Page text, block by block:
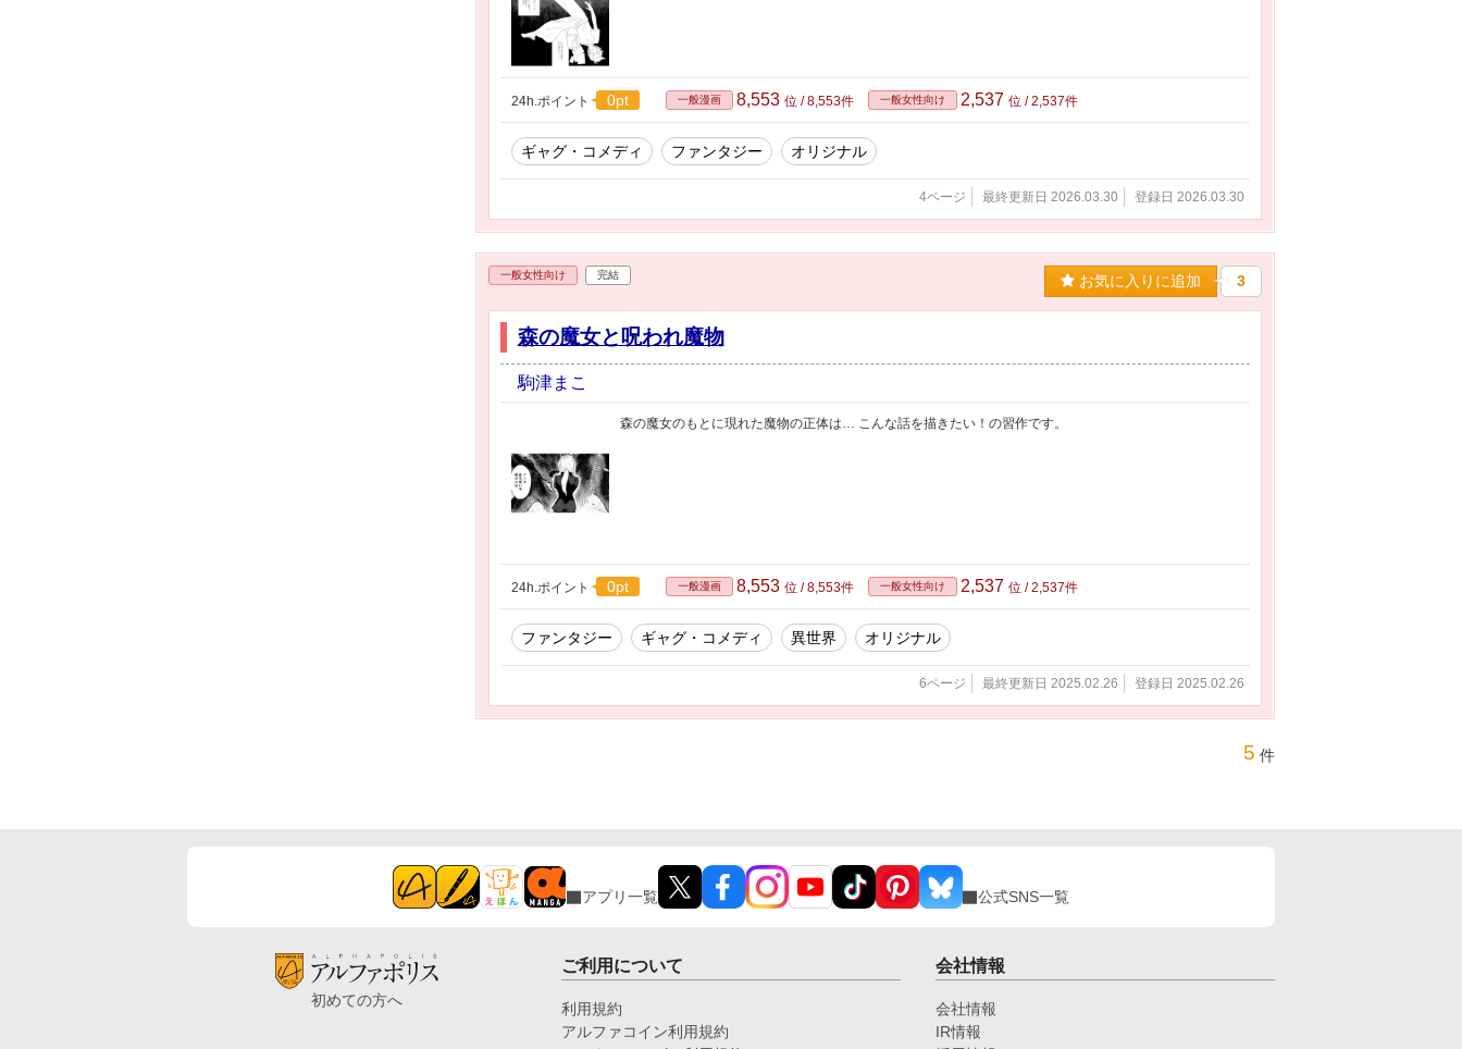
24h.ポイント 0pt 一般漫画 8,553 位 / 8,553件 一般女性向け 2,537 位 / 2,537件
ギャグ・コメディ ファンタジー オリジナル
4ページ 最終更新日 2026.03.30 登録日 2026.03.30
一般女性向け 完結 お気に入りに追加 3
森の魔女と呪われ魔物
駒津まこ
森の魔女のもとに現れた魔物の正体は… こんな話を描きたい！の習作です。
24h.ポイント 0pt 一般漫画 8,553 位 / 8,553件 一般女性向け 2,537 位 / 2,537件
ファンタジー ギャグ・コメディ 異世界 オリジナル
6ページ 最終更新日 2025.02.26 登録日 2025.02.26
5 件
アプリ一覧 公式SNS一覧
初めての方へ
ご利用について
利用規約
アルファコイン利用規約
会社情報
会社情報
IR情報